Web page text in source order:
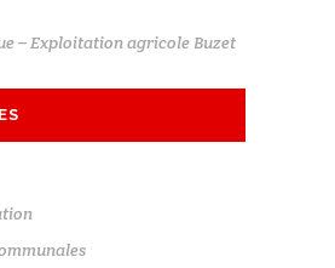
– Exploitation agricole Buzet